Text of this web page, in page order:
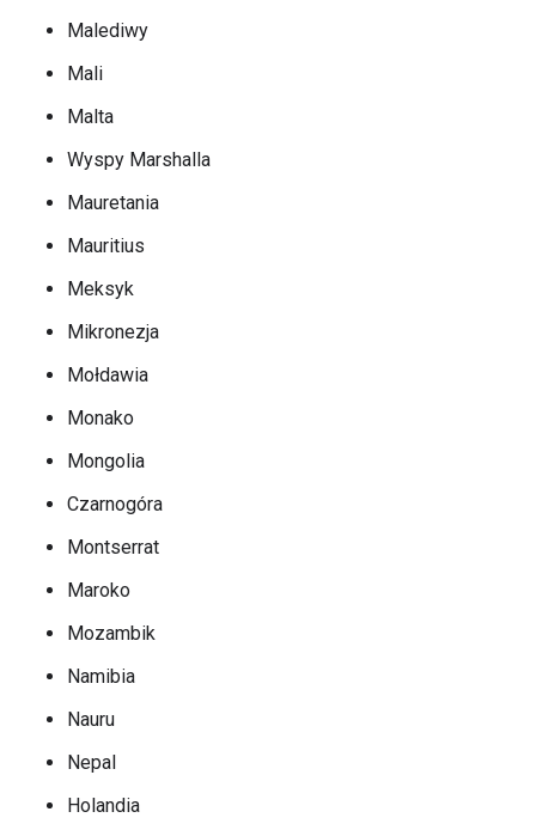
Malediwy
Mali
Malta
Wyspy Marshalla
Mauretania
Mauritius
Meksyk
Mikronezja
Mołdawia
Monako
Mongolia
Czarnogóra
Montserrat
Maroko
Mozambik
Namibia
Nauru
Nepal
Holandia